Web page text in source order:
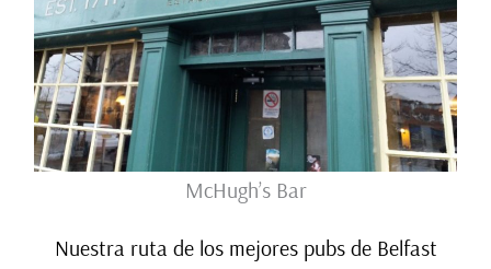
McHugh’s Bar
Nuestra ruta de los mejores pubs de Belfast